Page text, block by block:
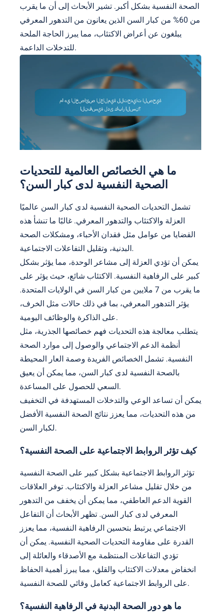
الصحة النفسية بشكل أكبر. تشير الأبحاث إلى أن ما يقرب
من 60% من كبار السن الذين يعانون من التدهور المعرفي
يبلغون عن أعراض الاكتئاب، مما يبرز الحاجة الملحة
للتدخلات الداعمة.
ما هي الخصائص العالمية للتحديات
الصحية النفسية لدى كبار السن؟
تشمل التحديات الصحية النفسية لدى كبار السن عالميًا
العزلة والاكتئاب والتدهور المعرفي. غالبًا ما تنشأ هذه
القضايا من عوامل مثل فقدان الأحباء، ومشكلات الصحة
البدنية، وتقليل التفاعلات الاجتماعية.
يمكن أن تؤدي العزلة إلى مشاعر الوحدة، مما يؤثر بشكل
كبير على الرفاهية النفسية. الاكتئاب شائع، حيث يؤثر على
ما يقرب من 7 ملايين من كبار السن في الولايات المتحدة.
يؤثر التدهور المعرفي، بما في ذلك حالات مثل الخرف،
على الذاكرة والوظائف اليومية.
يتطلب معالجة هذه التحديات فهم خصائصها الجذرية، مثل
أنظمة الدعم الاجتماعي والوصول إلى موارد الصحة
النفسية. تشمل الخصائص الفريدة وصمة العار المحيطة
بالصحة النفسية لدى كبار السن، مما يمكن أن يعيق
السعي للحصول على المساعدة.
يمكن أن تساعد الوعي والتدخلات المستهدفة في التخفيف
من هذه التحديات، مما يعزز نتائج الصحة النفسية الأفضل
لكبار السن.
كيف تؤثر الروابط الاجتماعية على الصحة النفسية؟
تؤثر الروابط الاجتماعية بشكل كبير على الصحة النفسية
من خلال تقليل مشاعر العزلة والاكتئاب. توفر العلاقات
القوية الدعم العاطفي، مما يمكن أن يخفف من التدهور
المعرفي لدى كبار السن. تظهر الأبحاث أن التفاعل
الاجتماعي يرتبط بتحسين الرفاهية النفسية، مما يعزز
القدرة على مقاومة التحديات الصحية النفسية. يمكن أن
تؤدي التفاعلات المنتظمة مع الأصدقاء والعائلة إلى
انخفاض معدلات الاكتئاب والقلق، مما يبرز أهمية الحفاظ
على الروابط الاجتماعية كعامل وقائي للصحة النفسية.
ما هو دور الصحة البدنية في الرفاهية النفسية؟